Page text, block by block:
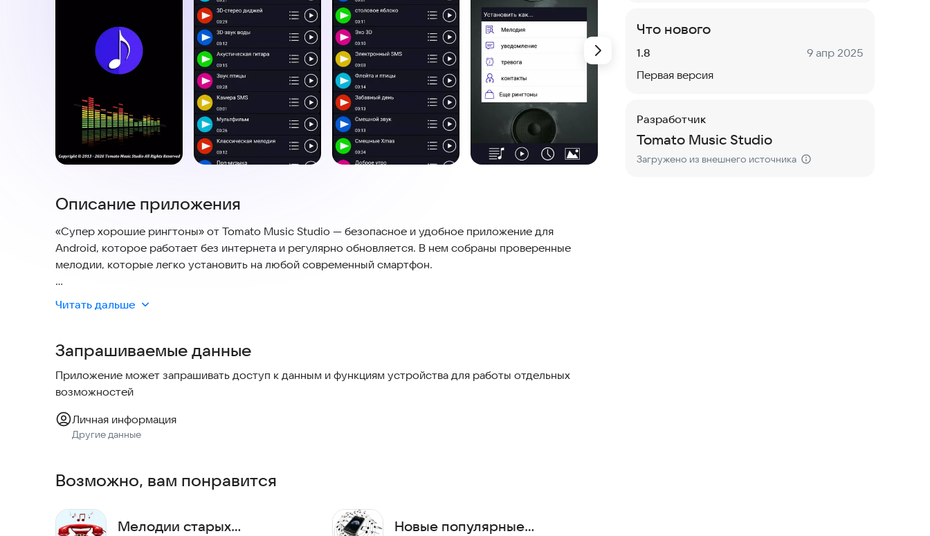
Описание приложения
«Супер хорошие рингтоны» от Tomato Music Studio — безопасное и удобное приложение для
Android, которое работает без интернета и регулярно обновляется. В нем собраны проверенные
мелодии, которые легко установить на любой современный смартфон.
Описание: здесь каждый день появляются новые звуки. В базе более 60 избранных мелодий,
выпущенных в 2022–2023 годах.
Особенности:
* Эффекты объемного звучания Real 3D Hi-Fi;
* Файлы MP3 компактного размера с качественными звуковыми эффектами;
* Возможность задать мелодии для звонков, SMS-уведомлений или контактов;
* Ежемесячное обновление с новыми бесплатными рингтонами;
Скачайте приложение прямо сейчас, чтобы разнообразить звуки вашего телефона.
Читать дальше
Запрашиваемые данные
Приложение может запрашивать доступ к данным и функциям устройства для работы отдельных
возможностей
Личная информация
Другие данные
Возможно, вам понравится
Мелодии старых
Новые популярные
Что нового
Версия:
1.8 Дата:
9 апр 2025
Первая версия
Разработчик
Tomato Music Studio
Загружено из внешнего источника